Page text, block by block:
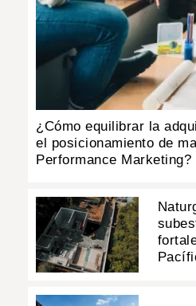
¿Cómo equilibrar la
el posicionamiento de
Performance Marketing?